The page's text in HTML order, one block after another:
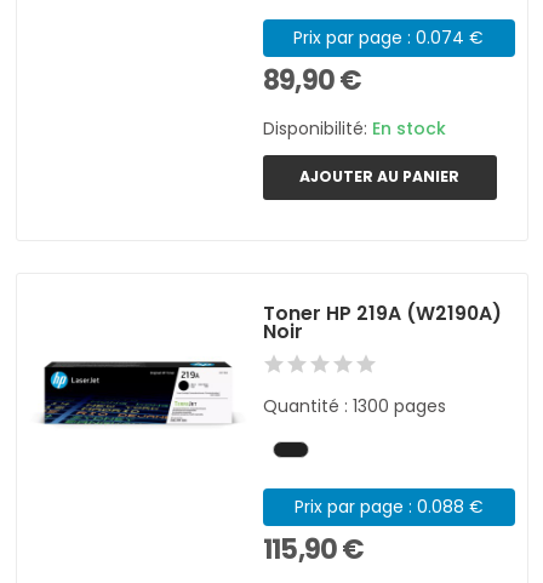
Prix par page : 0.074 €
89,90 €
Disponibilité: En stock
AJOUTER AU PANIER
Toner HP 219A (W2190A)
Noir
Quantité : 1300 pages
Prix par page : 0.088 €
115,90 €